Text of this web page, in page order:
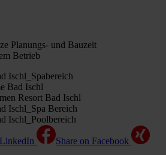
Planungs- und Bauzeit
Betrieb
Share on Facebook